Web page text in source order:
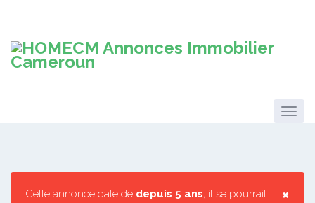
×
Cette annonce date de depuis 5 ans, il se pourrait